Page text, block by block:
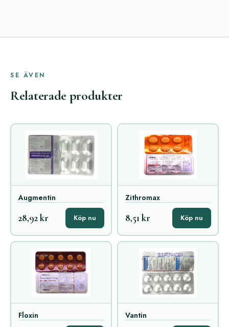
SE ÄVEN
Relaterade produkter
Augmentin
28,92 kr Köp nu
Zithromax
8,51 kr Köp nu
Floxin Vantin